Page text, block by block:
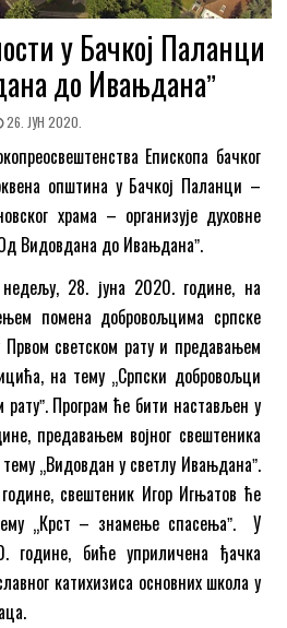
у Бачкој Паланци
до Ивањданаˮ
26. ЈУН 2020.
Епископа бачког
општина у Бачкој Паланци –
храма – организује духовне
Видовдана до Ивањданаˮ.
28. јуна 2020. године, на
помена добровољцима српске
Првом светском рату и предавањем
на тему „Српски добровољци
Програм ће бити настављен у
предавањем војног свештеника
„Видовдан у светлу Ивањданаˮ.
свештеник Игор Игњатов ће
„Крст – знамење спасењаˮ.
У
године, биће уприличена ђачка
катихизиса основних школа у